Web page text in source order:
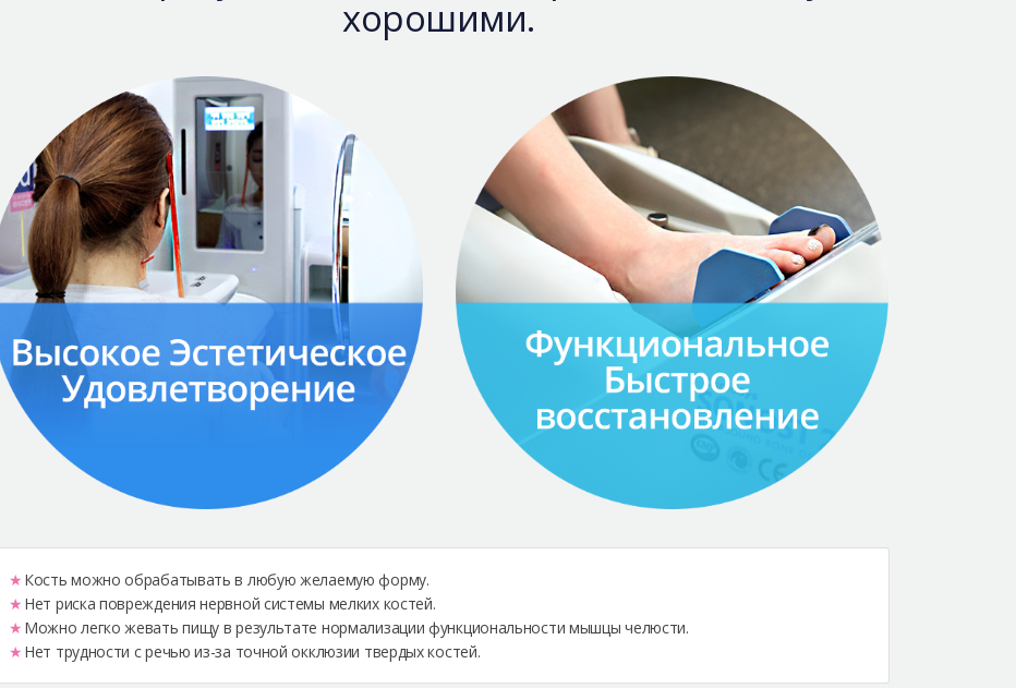
хорошими.
Кость можно обрабатывать в любую желаемую форму.
Нет риска повреждения нервной системы мелких костей.
Можно легко жевать пищу в результате нормализации функциональности мышцы челюсти.
Нет трудности с речью из-за точной окклюзии твердых костей.